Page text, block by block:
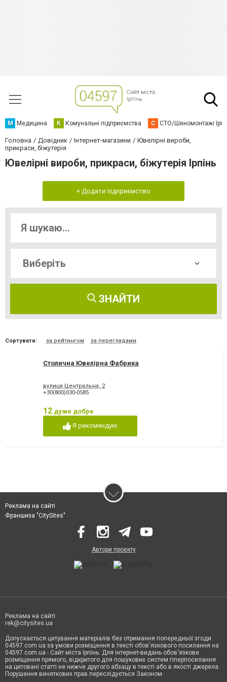
М Медицина К Комунальні підприємства С СТО/Шиномонтажі
Головна Довідник Інтернет-магазини
Ювелірні вироби,
прикраси, біжутерія
Ювелірні вироби, прикраси, біжутерія Ірпінь
+ Додати підприємство
ЗНАЙТИ
Сортувати: за рейтингом за переглядами
Столична Ювелірна Фабрика
вулиця Центральна, 2
+30(800)030-0585
12 дуже добре
Я рекомендую
Реклама на сайті
Франшиза "CitySites"
Автори проєкту
Реклама на сайті:
rek@citysites.ua
Допускається цитування матеріалів без отримання попередньої згоди
04597.com.ua за умови розміщення в тексті обов'язкового посилання на
04597.com.ua - Сайт міста Ірпінь. Для інтернет-видань обов'язкове
розміщення прямого, відкритого для пошукових систем гіперпосилання
на цитовані статті не нижче другого абзацу в тексті або в якості джерела.
Порушення виняткових прав переслідується Законом.